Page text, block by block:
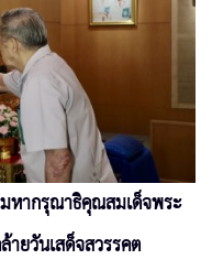
หากรุณาธิคุณสมเด็จพระ
ยวันเสด็จสวรรคต